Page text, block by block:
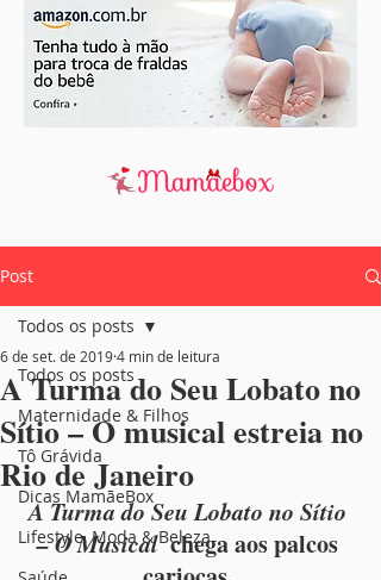
Post
Todos os posts
Maternidade & Filhos
Tô Grávida
Dicas MamãeBox
Lifestyle, Moda & Beleza
Todos os posts
A Turma do Seu Lobato no
Sítio – O musical estreia no
Rio de Janeiro
6 de set. de 20194 min de leitura
A Turma do Seu Lobato no Sítio
– O Musical
  chega aos palcos